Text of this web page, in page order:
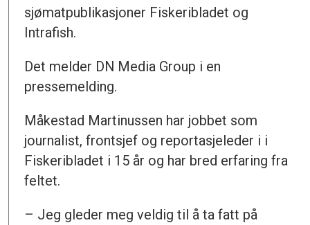
sjømatpublikasjoner Fiskeribladet og
Intrafish.
Det melder DN Media Group i en
pressemelding.
Måkestad Martinussen har jobbet som
journalist, frontsjef og reportasjeleder i i
Fiskeribladet i 15 år og har bred erfaring fra
feltet.
– Jeg gleder meg veldig til å ta fatt på